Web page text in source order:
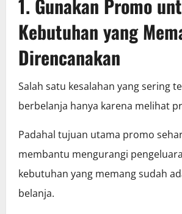
1. Gunakan Promo
Kebutuhan yang
Direncanakan
Salah satu kesalahan yang sering
berbelanja hanya karena melihat
Padahal tujuan utama promo
membantu mengurangi
kebutuhan yang memang sudah
belanja.